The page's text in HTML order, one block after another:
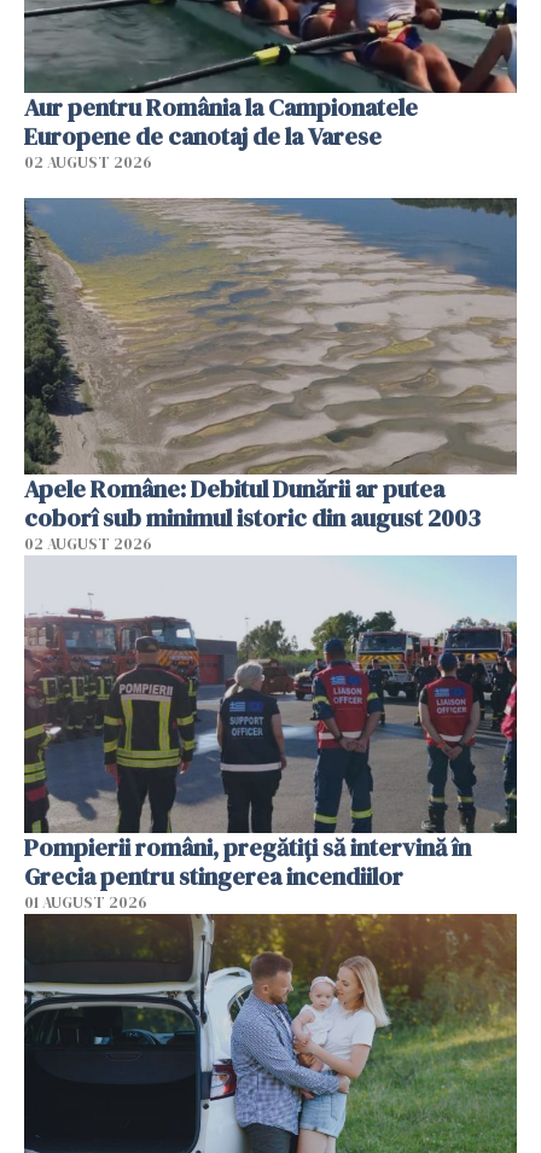
Aur pentru România la Campionatele
Europene de canotaj de la Varese
02 AUGUST 2026
Apele Române: Debitul Dunării ar putea
coborî sub minimul istoric din august 2003
02 AUGUST 2026
Pompierii români, pregătiţi să intervină în
Grecia pentru stingerea incendiilor
01 AUGUST 2026